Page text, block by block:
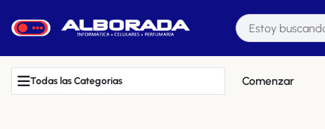
Todas las Categorias Comenzar